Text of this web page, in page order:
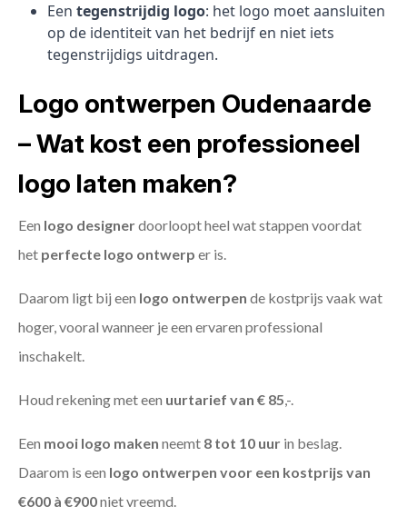
Een tegenstrijdig logo: het logo moet aansluiten
op de identiteit van het bedrijf en niet iets
tegenstrijdigs uitdragen.
Logo ontwerpen Oudenaarde
– Wat kost een professioneel
logo laten maken?
Een logo designerdoorloopt heel wat stappen voordat
het perfecte logo ontwerp er is.
Daarom ligt bij een logo ontwerpen de kostprijs vaak wat
hoger, vooral wanneer je een ervaren professional
inschakelt.
Houd rekening met een uurtarief van € 85,-.
Een mooi logo maken neemt 8 tot 10 uur in beslag.
Daarom is een logo ontwerpen voor een kostprijs van
€600 à €900niet vreemd.